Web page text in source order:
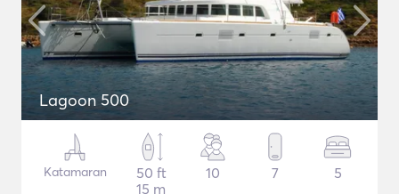
Lagoon 500
Katamaran
50 ft
15 m
10 7 5